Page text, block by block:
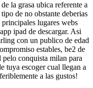
la grasa ubica referente a
de no obstante deberias
lugares webs
ipad de descargar. Asi
con un publico de edad
estables, be2 de
pelo conquista milan para
tuya escoger cual llegan a
a las gustos!